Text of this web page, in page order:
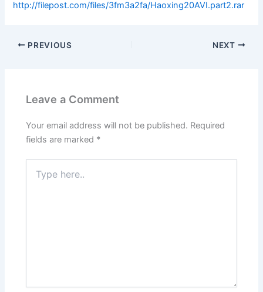
http://filepost.com/files/3fm3a2fa/Haoxing20AVI.part2.rar
PREVIOUS NEXT
Leave a Comment
Your email address will not be published. Required
fields are marked *
here..